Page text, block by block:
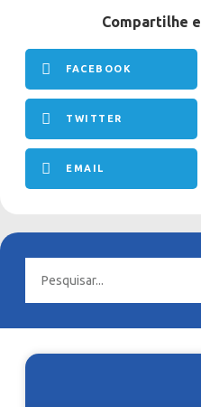
Compartilhe
FACEBOOK
TWITTER
EMAIL